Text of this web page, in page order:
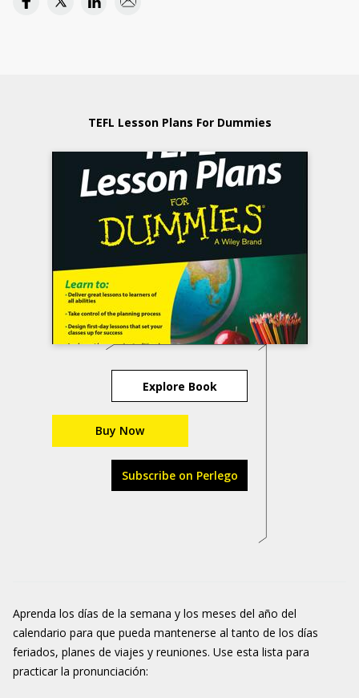
TEFL Lesson Plans For Dummies
Explore Book
Buy Now
Subscribe on Perlego
Aprenda los días de la semana y los meses del año del
calendario para que pueda mantenerse al tanto de los días
feriados, planes de viajes y reuniones. Use esta lista para
practicar la pronunciación: